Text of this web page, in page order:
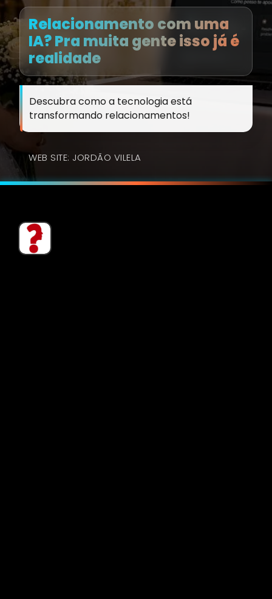
Relacionamento com uma
IA? Pra muita gente isso já é
realidade
Descubra como a tecnologia está
transformando relacionamentos!
WEB SITE: JORDÃO VILELA